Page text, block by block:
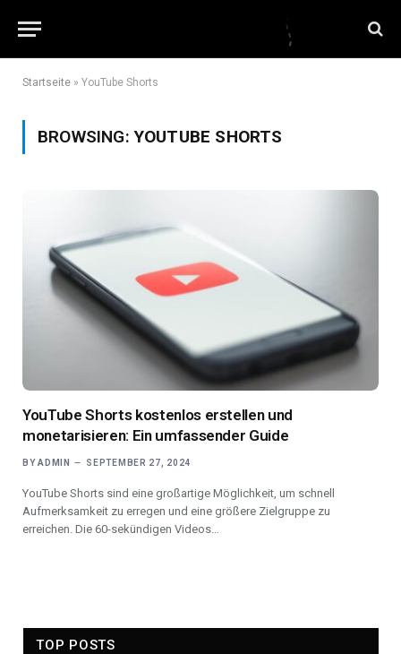
Startseite » YouTube Shorts
BROWSING:YOUTUBE SHORTS
YouTube Shorts kostenlos erstellen und
monetarisieren: Ein umfassender Guide
BY ADMIN SEPTEMBER 27, 2024
YouTube Shorts sind eine großartige Möglichkeit, um schnell
Aufmerksamkeit zu erregen und eine größere Zielgruppe zu
erreichen. Die 60-sekündigen Videos…
TOP POSTS